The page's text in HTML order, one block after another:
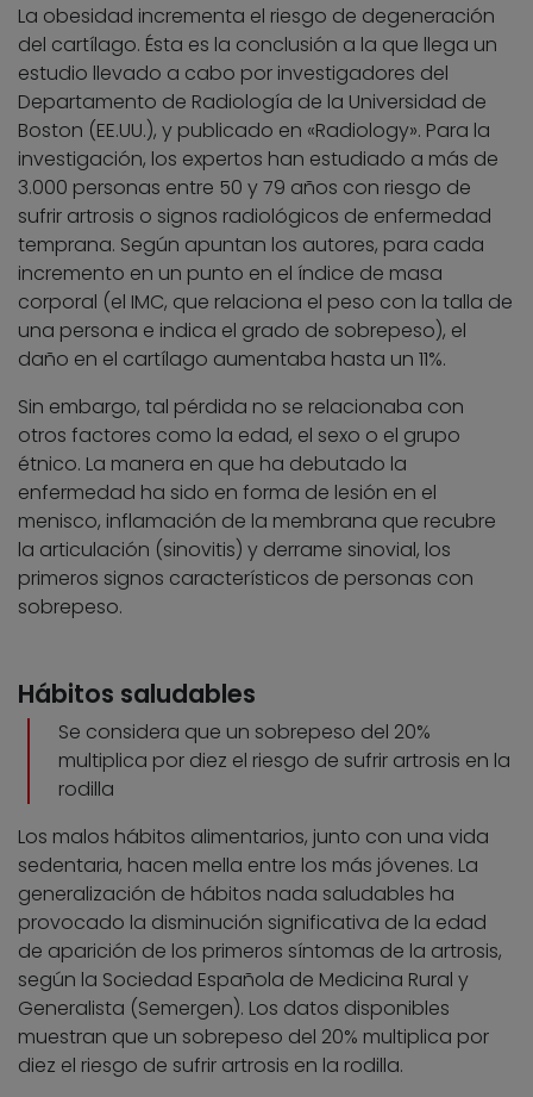
La obesidad incrementa el riesgo de degeneración
del cartílago. Ésta es la conclusión a la que llega un
estudio llevado a cabo por investigadores del
Departamento de Radiología de la Universidad de
Boston (EE.UU.), y publicado en «Radiology». Para la
investigación, los expertos han estudiado a más de
3.000 personas entre 50 y 79 años con riesgo de
sufrir artrosis o signos radiológicos de enfermedad
temprana. Según apuntan los autores, para cada
incremento en un punto en el índice de masa
corporal (el IMC, que relaciona el peso con la talla de
una persona e indica el grado de sobrepeso), el
daño en el cartílago aumentaba hasta un 11%.
Sin embargo, tal pérdida no se relacionaba con
otros factores como la edad, el sexo o el grupo
étnico. La manera en que ha debutado la
enfermedad ha sido en forma de lesión en el
menisco, inflamación de la membrana que recubre
la articulación (sinovitis) y derrame sinovial, los
primeros signos característicos de personas con
sobrepeso.
Hábitos saludables
Se considera que un sobrepeso del 20%
multiplica por diez el riesgo de sufrir artrosis en la
rodilla
Los malos hábitos alimentarios, junto con una vida
sedentaria, hacen mella entre los más jóvenes. La
generalización de hábitos nada saludables ha
provocado la disminución significativa de la edad
de aparición de los primeros síntomas de la artrosis,
según la Sociedad Española de Medicina Rural y
Generalista (Semergen). Los datos disponibles
muestran que un sobrepeso del 20% multiplica por
diez el riesgo de sufrir artrosis en la rodilla.